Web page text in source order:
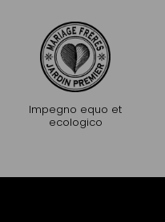
Impegno equo et
ecologico